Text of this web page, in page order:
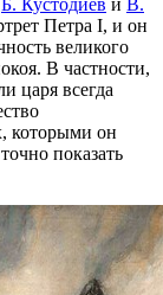
Б. Кустодиев и В.
Петра I, и он
великого
В частности,
царя всегда
которыми он
показать